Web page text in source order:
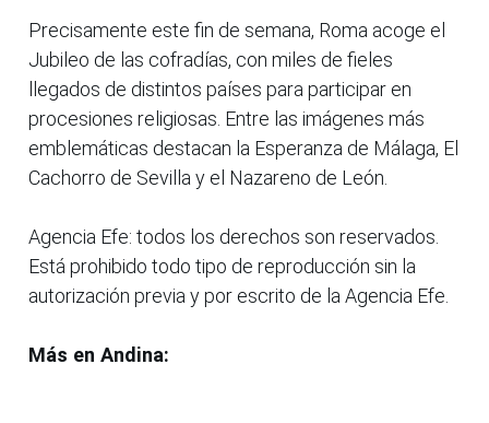
Precisamente este fin de semana, Roma acoge el
Jubileo de las cofradías, con miles de fieles
llegados de distintos países para participar en
procesiones religiosas. Entre las imágenes más
emblemáticas destacan la Esperanza de Málaga, El
Cachorro de Sevilla y el Nazareno de León.
Agencia Efe: todos los derechos son reservados.
Está prohibido todo tipo de reproducción sin la
autorización previa y por escrito de la Agencia Efe.
Más en Andina: